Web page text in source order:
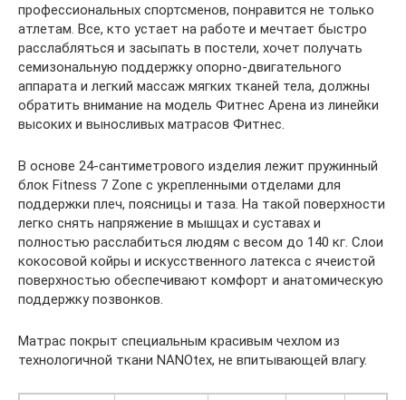
профессиональных спортсменов, понравится не только
атлетам. Все, кто устает на работе и мечтает быстро
расслабляться и засыпать в постели, хочет получать
семизональную поддержку опорно-двигательного
аппарата и легкий массаж мягких тканей тела, должны
обратить внимание на модель Фитнес Арена из линейки
высоких и выносливых матрасов Фитнес.
В основе 24-сантиметрового изделия лежит пружинный
блок Fitness 7 Zone с укрепленными отделами для
поддержки плеч, поясницы и таза. На такой поверхности
легко снять напряжение в мышцах и суставах и
полностью расслабиться людям с весом до 140 кг. Слои
кокосовой койры и искусственного латекса с ячеистой
поверхностью обеспечивают комфорт и анатомическую
поддержку позвонков.
Матрас покрыт специальным красивым чехлом из
технологичной ткани NANOtex, не впитывающей влагу.